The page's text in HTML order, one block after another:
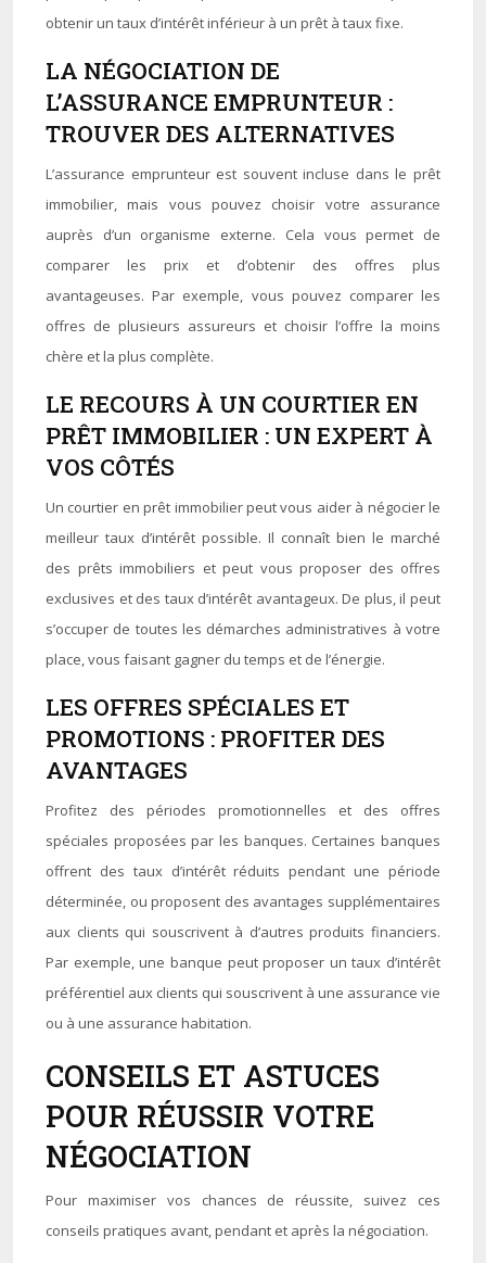
obtenir un taux d’intérêt inférieur à un prêt à taux fixe.
LA NÉGOCIATION DE
L’ASSURANCE EMPRUNTEUR :
TROUVER DES ALTERNATIVES
L’assurance emprunteur est souvent incluse dans le prêt
immobilier, mais vous pouvez choisir votre assurance
auprès d’un organisme externe. Cela vous permet de
comparer les prix et d’obtenir des offres plus
avantageuses. Par exemple, vous pouvez comparer les
offres de plusieurs assureurs et choisir l’offre la moins
chère et la plus complète.
LE RECOURS À UN COURTIER EN
PRÊT IMMOBILIER : UN EXPERT À
VOS CÔTÉS
Un courtier en prêt immobilier peut vous aider à négocier le
meilleur taux d’intérêt possible. Il connaît bien le marché
des prêts immobiliers et peut vous proposer des offres
exclusives et des taux d’intérêt avantageux. De plus, il peut
s’occuper de toutes les démarches administratives à votre
place, vous faisant gagner du temps et de l’énergie.
LES OFFRES SPÉCIALES ET
PROMOTIONS : PROFITER DES
AVANTAGES
Profitez des périodes promotionnelles et des offres
spéciales proposées par les banques. Certaines banques
offrent des taux d’intérêt réduits pendant une période
déterminée, ou proposent des avantages supplémentaires
aux clients qui souscrivent à d’autres produits financiers.
Par exemple, une banque peut proposer un taux d’intérêt
préférentiel aux clients qui souscrivent à une assurance vie
ou à une assurance habitation.
CONSEILS ET ASTUCES
POUR RÉUSSIR VOTRE
NÉGOCIATION
Pour maximiser vos chances de réussite, suivez ces
conseils pratiques avant, pendant et après la négociation.